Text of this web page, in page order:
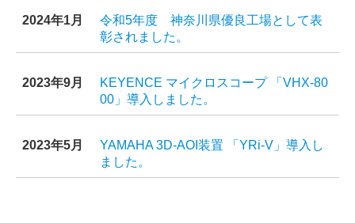
2024年1月
令和5年度 神奈川県優良工場として表
彰されました。
2023年9月
KEYENCE マイクロスコープ 「VHX-80
00」導入しました。
2023年5月
YAMAHA 3D-AOI装置 「YRi-V」導入し
ました。